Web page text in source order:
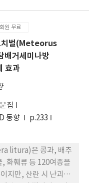
시페노자이드 WP 1
에서 가장 적었다.
분)와 비섭식기(약
며 섭식기가 끝나면
시 섭식기에 들어서
식 행동은
지 않았다. 영기 내 평
27.5회로 섭식 지속
차이가 나지 않았다.
interval’로
영기에 따른 섭식량
주기(circadian
다.
원 무료
치벌(Meteorus
거세미나방
효과
집
동향
p.233
litura)은 콩과, 배추
화훼류 등 120여종을
지만, 산란 시 난괴를